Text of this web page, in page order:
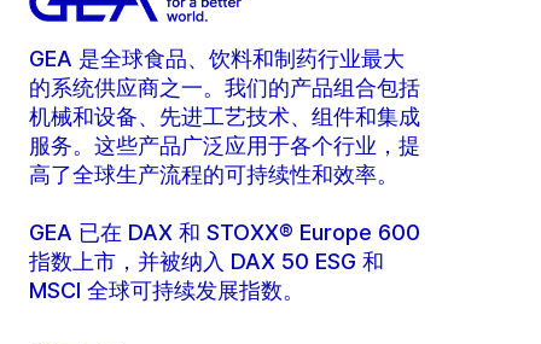
GEA 是全球食品、饮料和制药行业最大
的系统供应商之一。我们的产品组合包括
机械和设备、先进工艺技术、组件和集成
服务。这些产品广泛应用于各个行业，提
高了全球生产流程的可持续性和效率。
GEA 已在 DAX 和 STOXX® Europe 600
指数上市，并被纳入 DAX 50 ESG 和
MSCI 全球可持续发展指数。